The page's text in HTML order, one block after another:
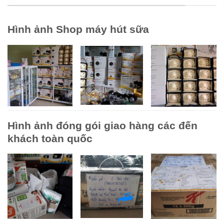
Hình ảnh Shop máy hút sữa
Hình ảnh đóng gói giao hàng các đến
khách toàn quốc